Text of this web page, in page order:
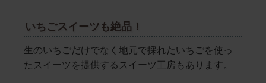
いちごスイーツも絶品！
生のいちごだけでなく地元で採れたいちごを使っ
たスイーツを提供するスイーツ工房もあります。